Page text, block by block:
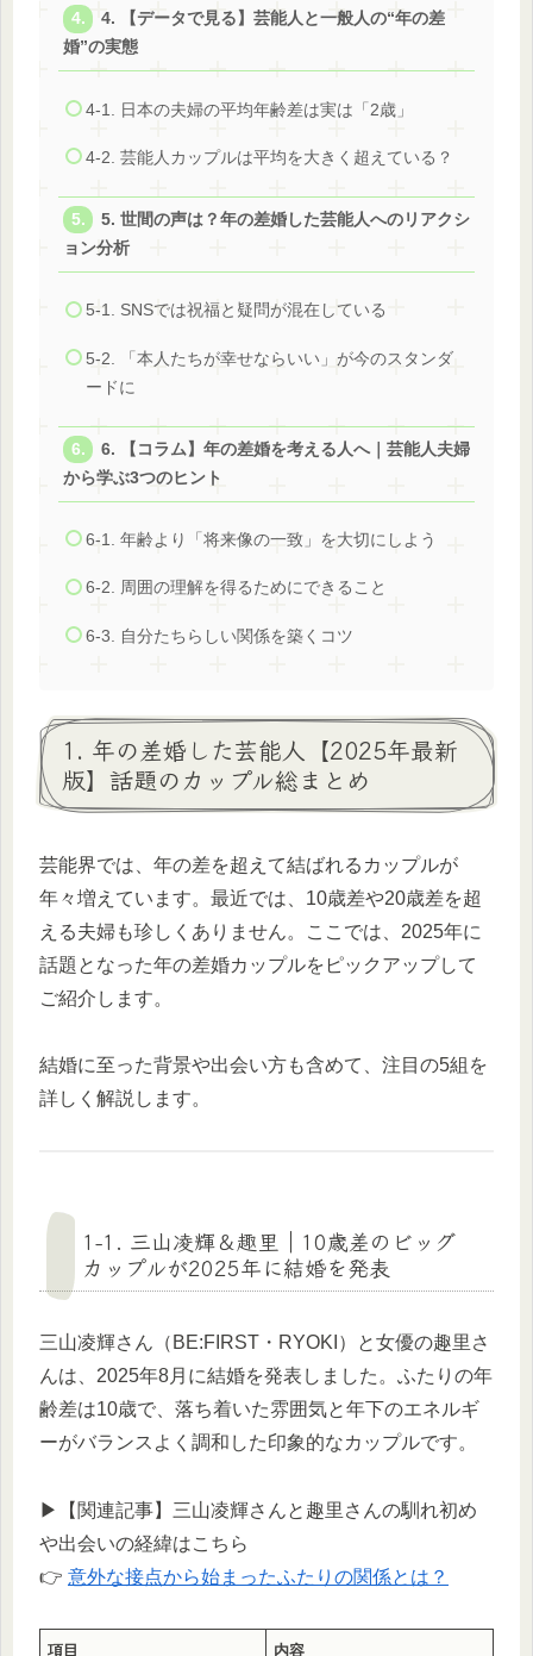
4. 【データで見る】芸能人と一般人の“年の差
婚”の実態
4-1. 日本の夫婦の平均年齢差は実は「2歳」
4-2. 芸能人カップルは平均を大きく超えている？
5. 世間の声は？年の差婚した芸能人へのリアクシ
ョン分析
5-1. SNSでは祝福と疑問が混在している
5-2. 「本人たちが幸せならいい」が今のスタンダ
ードに
6. 【コラム】年の差婚を考える人へ｜芸能人夫婦
から学ぶ3つのヒント
6-1. 年齢より「将来像の一致」を大切にしよう
6-2. 周囲の理解を得るためにできること
6-3. 自分たちらしい関係を築くコツ
1. 年の差婚した芸能人【2025年最新
版】話題のカップル総まとめ
芸能界では、年の差を超えて結ばれるカップルが
年々増えています。最近では、10歳差や20歳差を超
える夫婦も珍しくありません。ここでは、2025年に
話題となった年の差婚カップルをピックアップして
ご紹介します。
結婚に至った背景や出会い方も含めて、注目の5組を
詳しく解説します。
1-1. 三山凌輝＆趣里｜10歳差のビッグ
カップルが2025年に結婚を発表
三山凌輝さん（BE:FIRST・RYOKI）と女優の趣里さ
んは、2025年8月に結婚を発表しました。ふたりの年
齢差は10歳で、落ち着いた雰囲気と年下のエネルギ
ーがバランスよく調和した印象的なカップルです。
▶︎【関連記事】三山凌輝さんと趣里さんの馴れ初め
や出会いの経緯はこちら
👉 意外な接点から始まったふたりの関係とは？
項目 内容